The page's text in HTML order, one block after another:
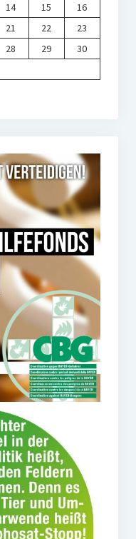
14 15
16
21 22
23
28 29
30